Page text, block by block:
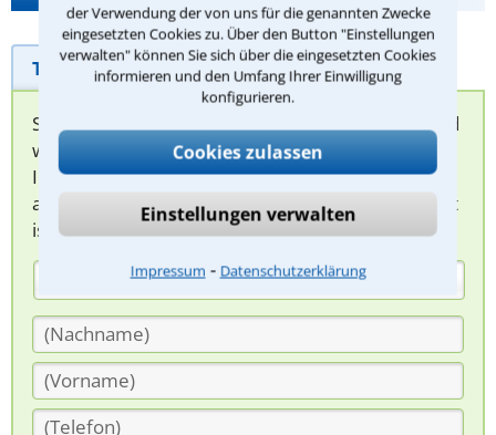
der Verwendung der von uns für die genannten Zwecke
eingesetzten Cookies zu. Über den Button "Einstellungen
verwalten" können Sie sich über die eingesetzten Cookies
informieren und den Umfang Ihrer Einwilligung
konfigurieren.
Cookies zulassen
Einstellungen verwalten
Impressum ⁃ Datenschutzerklärung
Telefonhilfe Beratungsanfrage
Sie können hier Ihren Fall schildern. Anschließend
werden sich spezialisierte Rechtsanwälte bei
Ihnen melden, um das weitere Vorgehen
abzuklären. Die Rückmeldung durch einen Anwalt
ist für Sie kostenlos.